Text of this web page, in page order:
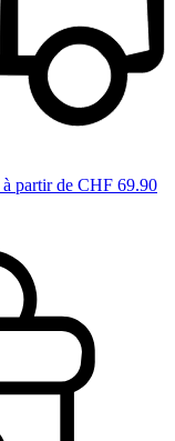
à partir de CHF 69.90